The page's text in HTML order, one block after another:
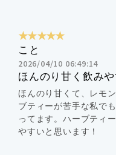
★★★★★
こと
2026/04/10 06:49:14
ほんのり甘く飲みや
ほんのり甘くて、レモ
ブティーが苦手な私で
ってます。ハーブティ
やすいと思います！